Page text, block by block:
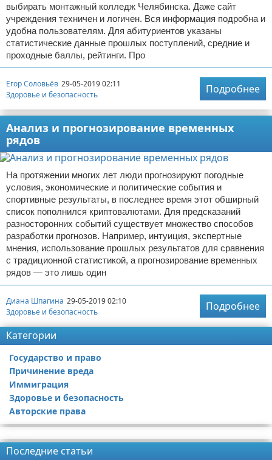
выбирать монтажный колледж Челябинска. Даже сайт
учреждения техничен и логичен. Вся информация подробна и
удобна пользователям. Для абитуриентов указаны
статистические данные прошлых поступлений, средние и
проходные баллы, рейтинги. Про
Егор Соловьёв 29-05-2019 02:11
Здоровье и безопасность
Подробнее
Анализ и прогнозирование временных
рядов
На протяжении многих лет люди прогнозируют погодные
условия, экономические и политические события и
спортивные результаты, в последнее время этот обширный
список пополнился криптовалютами. Для предсказаний
разносторонних событий существует множество способов
разработки прогнозов. Например, интуиция, экспертные
мнения, использование прошлых результатов для сравнения
с традиционной статистикой, а прогнозирование временных
рядов — это лишь один
Диана Шпагина 29-05-2019 02:10
Здоровье и безопасность
Подробнее
Категории
Государство и право
Причинение вреда
Иммиграция
Здоровье и безопасность
Авторские права
Последние статьи